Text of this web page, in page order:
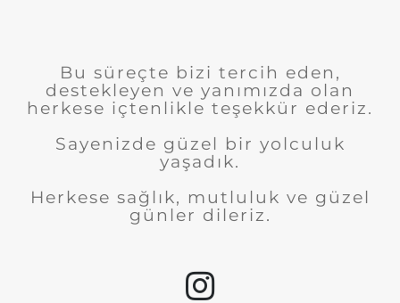
Bu süreçte bizi tercih eden,
destekleyen ve yanımızda olan
herkese içtenlikle teşekkür ederiz.
Sayenizde güzel bir yolculuk
yaşadık.
Herkese sağlık, mutluluk ve güzel
günler dileriz.